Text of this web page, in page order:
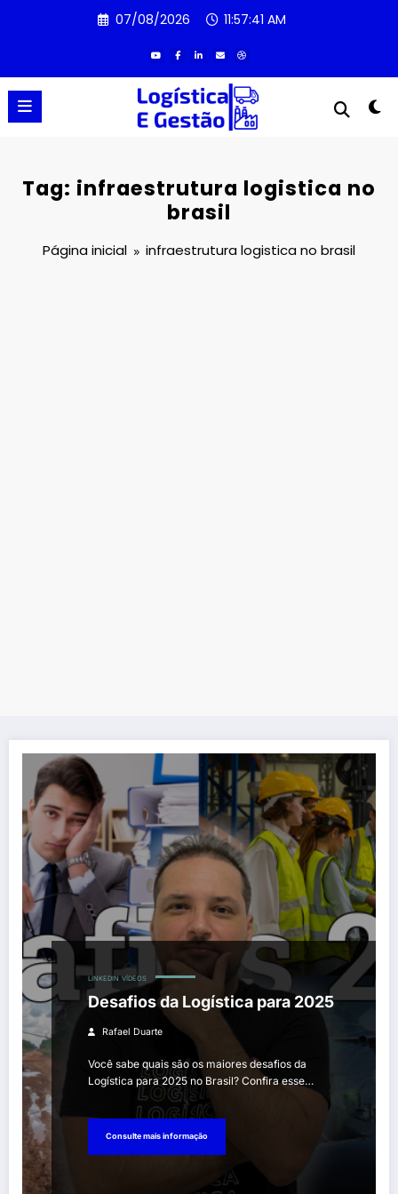
07/08/2026 11:57:42 AM
Tag: infraestrutura logistica no
brasil
Página inicial infraestrutura logistica no brasil
LINKEDIN VÍDEOS
Desafios da Logística para 2025
Rafael Duarte
Você sabe quais são os maiores desafios da
Logística para 2025 no Brasil? Confira esse…
Consulte mais informação